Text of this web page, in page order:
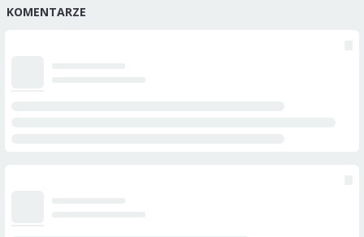
KOMENTARZE